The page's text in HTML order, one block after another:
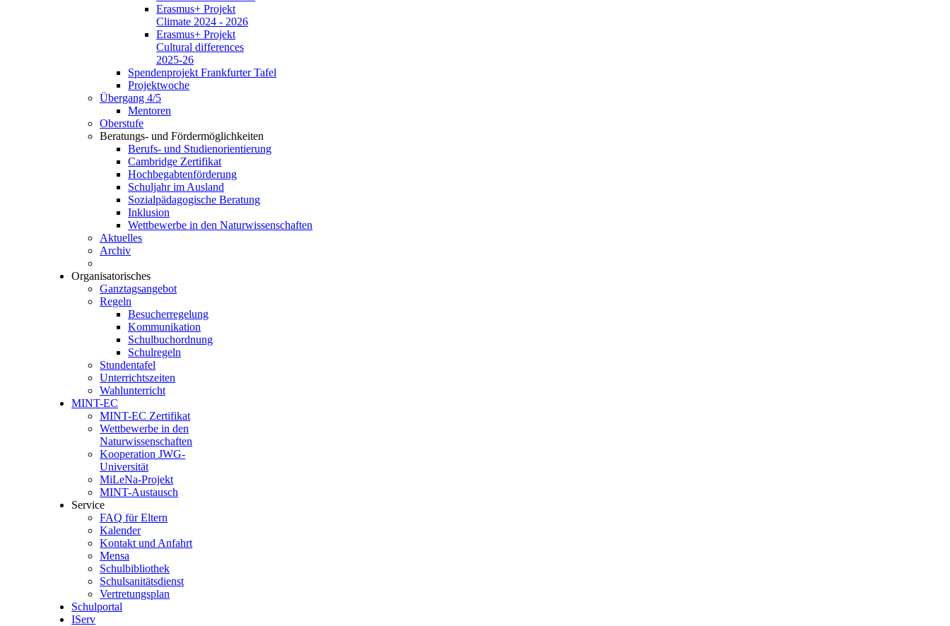
Erasmus+ Projekt
Climate 2024 - 2026
Erasmus+ Projekt
Cultural differences
2025-26
Spendenprojekt Frankfurter Tafel
Projektwoche
Übergang 4/5
Mentoren
Oberstufe
Beratungs- und Fördermöglichkeiten
Berufs- und Studienorientierung
Cambridge Zertifikat
Hochbegabtenförderung
Schuljahr im Ausland
Sozialpädagogische Beratung
Inklusion
Wettbewerbe in den Naturwissenschaften
Aktuelles
Archiv
Organisatorisches
Ganztagsangebot
Regeln
Besucherregelung
Kommunikation
Schulbuchordnung
Schulregeln
Stundentafel
Unterrichtszeiten
Wahlunterricht
MINT-EC
MINT-EC Zertifikat
Wettbewerbe in den
Naturwissenschaften
Kooperation JWG-
Universität
MiLeNa-Projekt
MINT-Austausch
Service
FAQ für Eltern
Kalender
Kontakt und Anfahrt
Mensa
Schulbibliothek
Schulsanitätsdienst
Vertretungsplan
Schulportal
IServ